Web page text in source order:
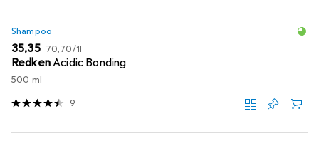
Shampoo
EUR
35,35 EUR
70,70/1l
RedkenAcidic Bonding
500 ml
9